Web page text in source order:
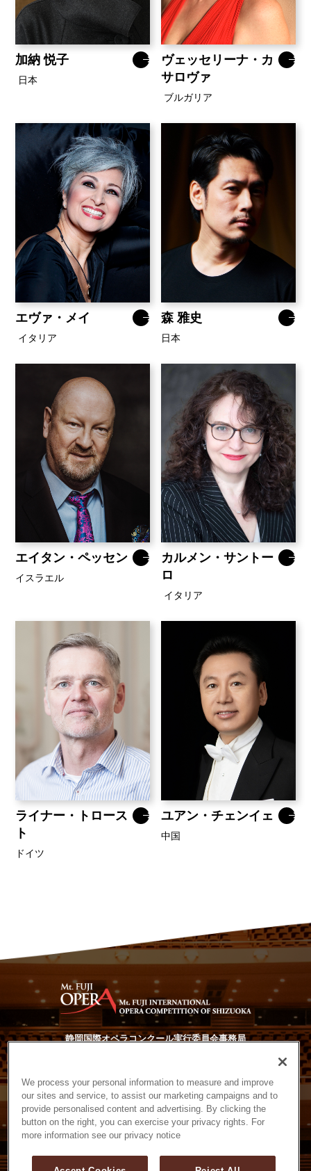
加納 悦子
日本
ヴェッセリーナ・カ
サロヴァ
ブルガリア
エヴァ・メイ
イタリア
森 雅史
日本
エイタン・ペッセン
イスラエル
カルメン・サントー
ロ
イタリア
ライナー・トロース
ト
ドイツ
ユアン・チェンイェ
中国
静岡国際オペラコンクール実行委員会事務局
TEL. 053-457-6446 FAX. 053-457-6447
サイトマップ プライバシーポリシー クッキーポリシー
We process your personal information to measure and improve
our sites and service, to assist our marketing campaigns and to
provide personalised content and advertising. By clicking the
button on the right, you can exercise your privacy rights. For
more information see our privacy notice